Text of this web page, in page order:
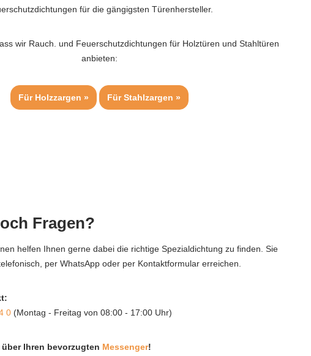
für die gängigsten Türenhersteller.
wir Rauch. und Feuerschutzdichtungen für Holztüren und Stahltüren
anbieten:
Für Holzzargen » Für Stahlzargen »
Fragen?
helfen Ihnen gerne dabei die richtige Spezialdichtung zu finden. Sie
per WhatsApp oder per Kontaktformular erreichen.
0 (Montag - Freitag von 08:00 - 17:00 Uhr)
Ihren bevorzugten Messenger!